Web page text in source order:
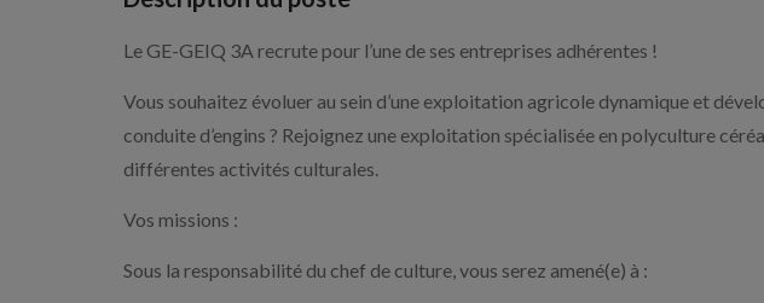
Le GE-GEIQ 3A recrute pour l’une de ses entreprises adhérentes !
Vous souhaitez évoluer au sein d’une exploitation agricole dynamique et
conduite d’engins ? Rejoignez une exploitation spécialisée en polyculture
différentes activités culturales.
Vos missions :
Sous la responsabilité du chef de culture, vous serez amené(e) à :